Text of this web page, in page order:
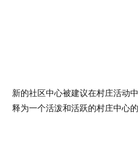
新的社区中心被建议在村庄活动
释为一个活泼和活跃的村庄中心的